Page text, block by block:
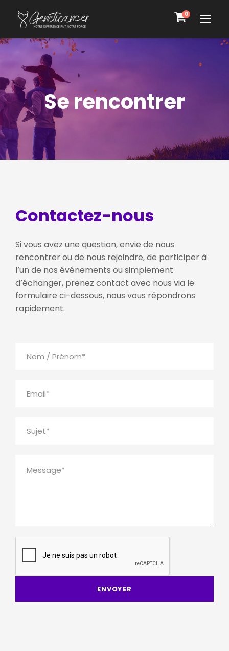
0
Se rencontrer
Contactez-nous
Si vous avez une question, envie de nous
rencontrer ou de nous rejoindre, de participer à
l’un de nos événements ou simplement
d’échanger, prenez contact avec nous via le
formulaire ci-dessous, nous vous répondrons
rapidement.